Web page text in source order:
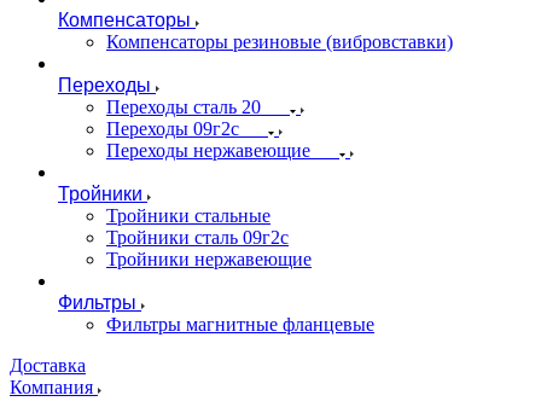
Компенсаторы
Компенсаторы резиновые (вибровставки)
Переходы
Переходы сталь 20
Переходы 09г2с
Переходы нержавеющие
Тройники
Тройники стальные
Тройники сталь 09г2с
Тройники нержавеющие
Фильтры
Фильтры магнитные фланцевые
Доставка
Компания